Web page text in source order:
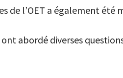
de l’OET a également été
ont abordé diverses